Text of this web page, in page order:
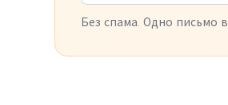
Без спама. Одно письмо